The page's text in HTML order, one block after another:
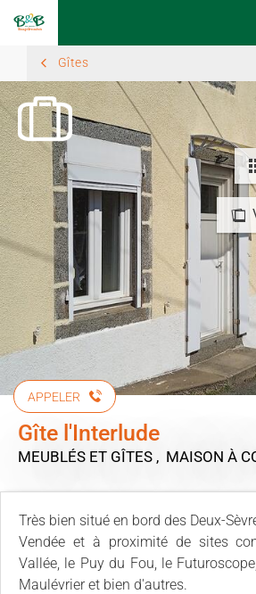
Gîtes
APPELER
Gîte l'Interlude
MEUBLÉS ET GÎTES , MAISON À
Très bien situé en bord des Deux-
Vendée et à proximité de sites
Vallée, le Puy du Fou, le
Maulévrier et bien d'autres.